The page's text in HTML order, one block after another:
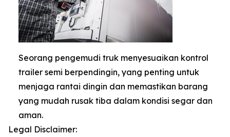
Seorang pengemudi truk menyesuaikan kontrol
trailer semi berpendingin, yang penting untuk
menjaga rantai dingin dan memastikan barang
yang mudah rusak tiba dalam kondisi segar dan
aman.
Legal Disclaimer: